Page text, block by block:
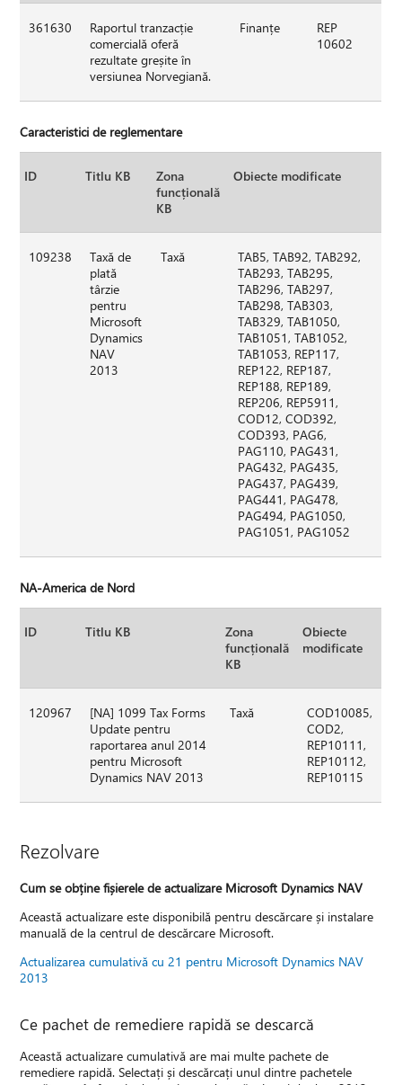
361630
Raportul tranzacție
comercială oferă
rezultate greșite în
versiunea Norvegiană.
Finanțe
REP
10602
Caracteristici de reglementare
ID Titlu KB
Zona
funcțională
KB
Obiecte modificate
109238
Taxă de
plată
târzie
pentru
Microsoft
Dynamics
NAV
2013
Taxă
TAB5, TAB92, TAB292,
TAB293, TAB295,
TAB296, TAB297,
TAB298, TAB303,
TAB329, TAB1050,
TAB1051, TAB1052,
TAB1053, REP117,
REP122, REP187,
REP188, REP189,
REP206, REP5911,
COD12, COD392,
COD393, PAG6,
PAG110, PAG431,
PAG432, PAG435,
PAG437, PAG439,
PAG441, PAG478,
PAG494, PAG1050,
PAG1051, PAG1052
NA-America de Nord
ID Titlu KB
Zona
funcțională
KB
Obiecte
modificate
120967
[NA] 1099 Tax Forms
Update pentru
raportarea anul 2014
pentru Microsoft
Dynamics NAV 2013
Taxă
COD10085,
COD2,
REP10111,
REP10112,
REP10115
Rezolvare
Cum se obține fișierele de actualizare Microsoft Dynamics NAV
Această actualizare este disponibilă pentru descărcare și instalare
manuală de la centrul de descărcare Microsoft.
Actualizarea cumulativă cu 21 pentru Microsoft Dynamics NAV
2013
Ce pachet de remediere rapidă se descarcă
Această actualizare cumulativă are mai multe pachete de
remediere rapidă. Selectați și descărcați unul dintre pachetele